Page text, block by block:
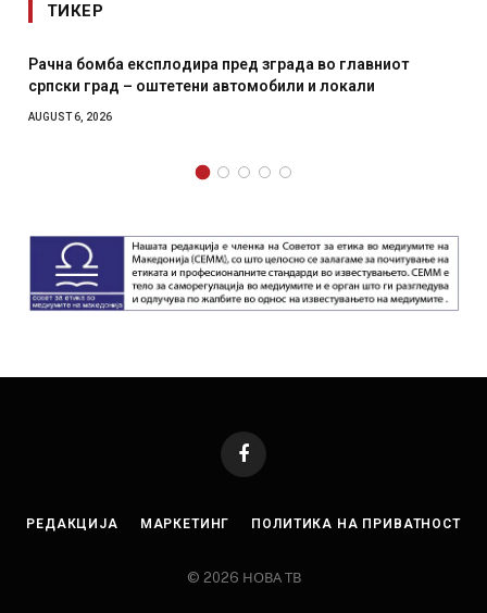
ТИКЕР
пред зграда во главниот
автомобили и локали
И Данска се
месечна воена
Facebook
РЕДАКЦИЈА МАРКЕТИНГ ПОЛИТИКА НА ПРИВАТНОСТ
© 2026 НОВА ТВ